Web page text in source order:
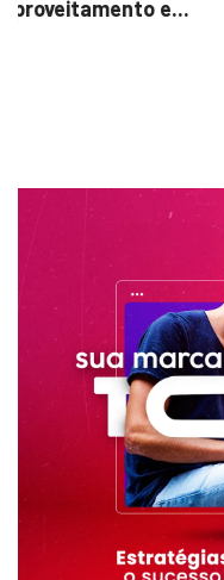
Segunda rodada